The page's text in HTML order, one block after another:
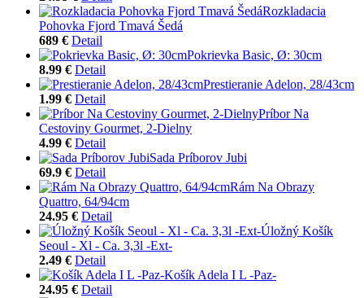
Rozkladacia
Pohovka Fjord Tmavá Šedá
689 € Detail
Pokrievka Basic, Ø: 30cm
8.99 € Detail
Prestieranie Adelon, 28/43cm
1.99 € Detail
Príbor Na
Cestoviny Gourmet, 2-Dielny
4.99 € Detail
Sada Príborov Jubi
69.9 € Detail
Rám Na Obrazy
Quattro, 64/94cm
24.95 € Detail
Úložný Košík
Seoul - Xl - Ca. 3,3l -Ext-
2.49 € Detail
Košík Adela I L -Paz-
24.95 € Detail